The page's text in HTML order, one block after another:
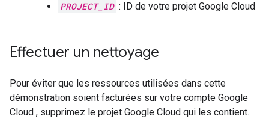
PROJECT_ID : ID de votre projet Google Cloud
Effectuer un nettoyage
Pour éviter que les ressources utilisées dans cette
démonstration soient facturées sur votre compte Google
Cloud , supprimez le projet Google Cloud qui les contient.